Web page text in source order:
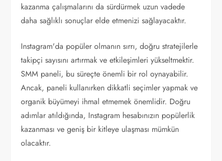
kazanma çalışmalarını da sürdürmek uzun vadede
daha sağlıklı sonuçlar elde etmenizi sağlayacaktır.
Instagram'da popüler olmanın sırrı, doğru stratejilerle
takipçi sayısını artırmak ve etkileşimleri yükseltmektir.
SMM paneli, bu süreçte önemli bir rol oynayabilir.
Ancak, paneli kullanırken dikkatli seçimler yapmak ve
organik büyümeyi ihmal etmemek önemlidir. Doğru
adımlar atıldığında, Instagram hesabınızın popülerlik
kazanması ve geniş bir kitleye ulaşması mümkün
olacaktır.